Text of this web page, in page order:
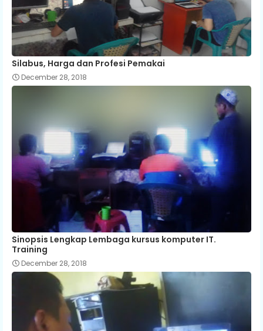
Silabus, Harga dan Profesi Pemakai
December 28, 2018
Sinopsis Lengkap Lembaga kursus komputer IT.
Training
December 28, 2018